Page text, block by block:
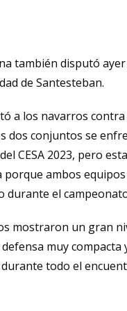
también disputó
de Santesteban.
a los navarros contra
dos conjuntos se
CESA 2023, pero
ambos
durante el
mostraron un gran
muy
todo el